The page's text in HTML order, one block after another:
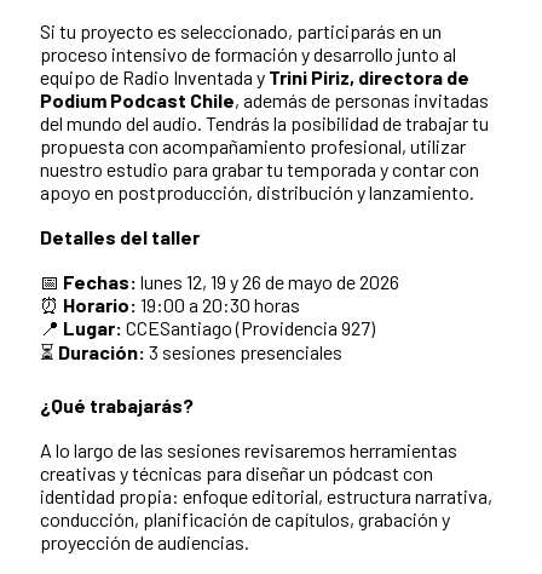
Si tu proyecto es seleccionado, participarás en un
proceso intensivo de formación y desarrollo junto al
equipo de Radio Inventada y Trini Piriz, directora de
Podium Podcast Chile, además de personas invitadas
del mundo del audio. Tendrás la posibilidad de trabajar tu
propuesta con acompañamiento profesional, utilizar
nuestro estudio para grabar tu temporada y contar con
apoyo en postproducción, distribución y lanzamiento.
Detalles del taller
📅 Fechas: lunes 12, 19 y 26 de mayo de 2026
⏰ Horario: 19:00 a 20:30 horas
📍 Lugar: CCESantiago (Providencia 927)
⏳ Duración: 3 sesiones presenciales
¿Qué trabajarás?
A lo largo de las sesiones revisaremos herramientas
creativas y técnicas para diseñar un pódcast con
identidad propia: enfoque editorial, estructura narrativa,
conducción, planificación de capítulos, grabación y
proyección de audiencias.